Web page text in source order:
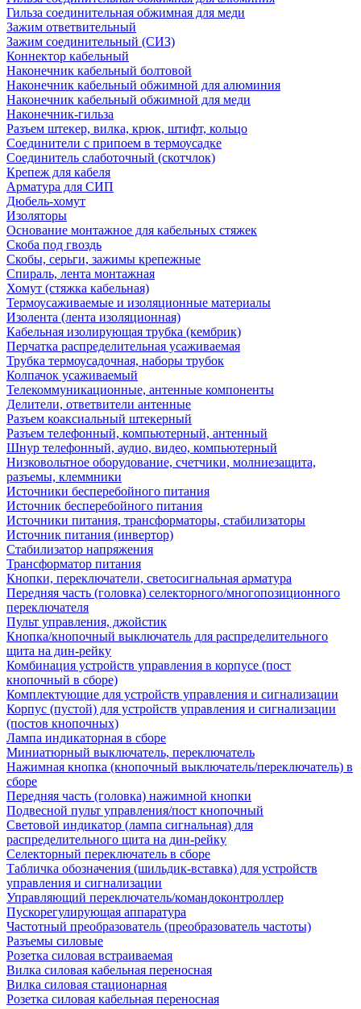
Гильза соединительная обжимная для меди
Зажим ответвительный
Зажим соединительный (СИЗ)
Коннектор кабельный
Наконечник кабельный болтовой
Наконечник кабельный обжимной для алюминия
Наконечник кабельный обжимной для меди
Наконечник-гильза
Разъем штекер, вилка, крюк, штифт, кольцо
Соединители с припоем в термоусадке
Соединитель слаботочный (скотчлок)
Крепеж для кабеля
Арматура для СИП
Дюбель-хомут
Изоляторы
Основание монтажное для кабельных стяжек
Скоба под гвоздь
Скобы, серьги, зажимы крепежные
Спираль, лента монтажная
Хомут (стяжка кабельная)
Термоусаживаемые и изоляционные материалы
Изолента (лента изоляционная)
Кабельная изолирующая трубка (кембрик)
Перчатка распределительная усаживаемая
Трубка термоусадочная, наборы трубок
Колпачок усаживаемый
Телекоммуникационные, антенные компоненты
Делители, ответвители антенные
Разъем коаксиальный штекерный
Разъем телефонный, компьютерный, антенный
Шнур телефонный, аудио, видео, компьютерный
Низковольтное оборудование, счетчики, молниезащита,
разъемы, клеммники
Источники бесперебойного питания
Источник бесперебойного питания
Источники питания, трансформаторы, стабилизаторы
Источник питания (инвертор)
Стабилизатор напряжения
Трансформатор питания
Кнопки, переключатели, светосигнальная арматура
Передняя часть (головка) селекторного/многопозиционного
переключателя
Пульт управления, джойстик
Кнопка/кнопочный выключатель для распределительного
щита на дин-рейку
Комбинация устройств управления в корпусе (пост
кнопочный в сборе)
Комплектующие для устройств управления и сигнализации
Корпус (пустой) для устройств управления и сигнализации
(постов кнопочных)
Лампа индикаторная в сборе
Миниатюрный выключатель, переключатель
Нажимная кнопка (кнопочный выключатель/переключатель) в
сборе
Передняя часть (головка) нажимной кнопки
Подвесной пульт управления/пост кнопочный
Световой индикатор (лампа сигнальная) для
распределительного щита на дин-рейку
Селекторный переключатель в сборе
Табличка обозначения (шильдик-вставка) для устройств
управления и сигнализации
Управляющий переключатель/командоконтроллер
Пускорегулирующая аппаратура
Частотный преобразователь (преобразователь частоты)
Разъемы силовые
Розетка силовая встраиваемая
Вилка силовая кабельная переносная
Вилка силовая стационарная
Розетка силовая кабельная переносная